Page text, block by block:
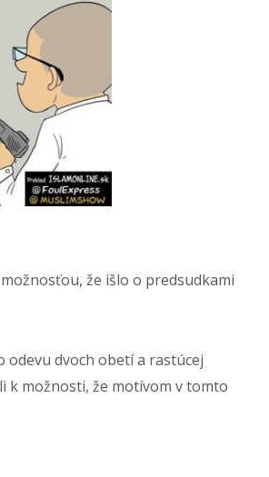
že išlo o predsudkami
dvoch obetí a rastúcej
k možnosti, že motívom v tomto